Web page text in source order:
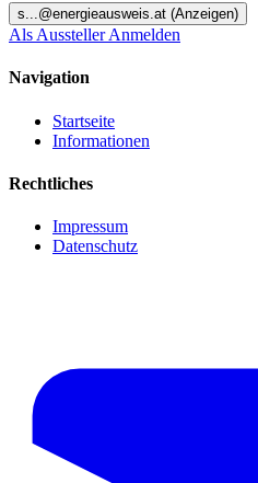
s...@energieausweis.at (Anzeigen)
Als Aussteller Anmelden
Navigation
Startseite
Informationen
Rechtliches
Impressum
Datenschutz